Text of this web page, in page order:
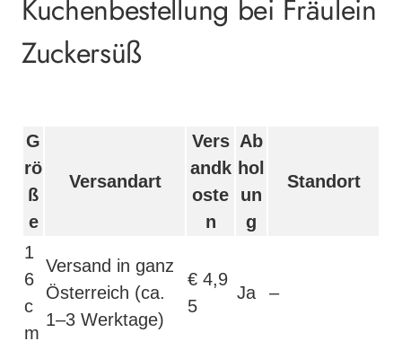
Kuchenbestellung bei Fräulein
Zuckersüß
G
rö
ß
e
Versandart
Vers
andk
oste
n
Ab
hol
un
g
Standort
1
6
c
m
Versand in ganz
Österreich (ca.
1–3 Werktage)
€ 4,9
5
Ja –